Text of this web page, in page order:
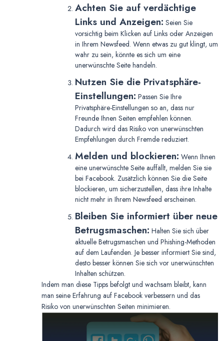
Achten Sie auf verdächtige
Links und Anzeigen: Seien Sie
vorsichtig beim Klicken auf Links oder Anzeigen
in Ihrem Newsfeed. Wenn etwas zu gut klingt, um
wahr zu sein, könnte es sich um eine
unerwünschte Seite handeln.
Nutzen Sie die Privatsphäre-
Einstellungen: Passen Sie Ihre
Privatsphäre-Einstellungen so an, dass nur
Freunde Ihnen Seiten empfehlen können.
Dadurch wird das Risiko von unerwünschten
Empfehlungen durch Fremde reduziert.
Melden und blockieren: Wenn Ihnen
eine unerwünschte Seite auffällt, melden Sie sie
bei Facebook. Zusätzlich können Sie die Seite
blockieren, um sicherzustellen, dass ihre Inhalte
nicht mehr in Ihrem Newsfeed erscheinen.
Bleiben Sie informiert über neue
Betrugsmaschen: Halten Sie sich über
aktuelle Betrugsmaschen und Phishing-Methoden
auf dem Laufenden. Je besser informiert Sie sind,
desto besser können Sie sich vor unerwünschten
Inhalten schützen.
Indem man diese Tipps befolgt und wachsam bleibt, kann
man seine Erfahrung auf Facebook verbessern und das
Risiko von unerwünschten Seiten minimieren.